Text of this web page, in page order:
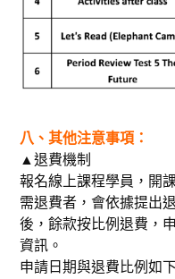
八、其他注意事項：
▲退費機制
報名線上課程學員，開
需退費者，會依據提出
後，餘款按比例退費，
資訊。
申請日期與退費比例如下